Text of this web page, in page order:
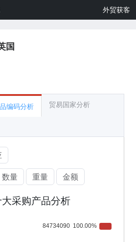
外贸获客
国
编码分析 贸易国家分析
数量 重量 金额
采购产品分析